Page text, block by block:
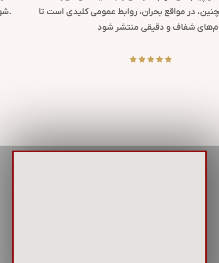
همچنین، در مواقع بحران، روابط عمومی کلیدی است تا
پیام‌های شفاف و دقیقی منتشر شود.